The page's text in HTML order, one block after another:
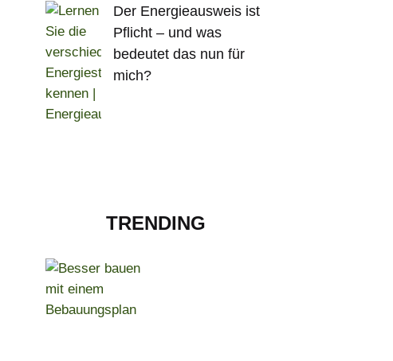
Der Energieausweis ist
Pflicht – und was
bedeutet das nun für
mich?
TRENDING